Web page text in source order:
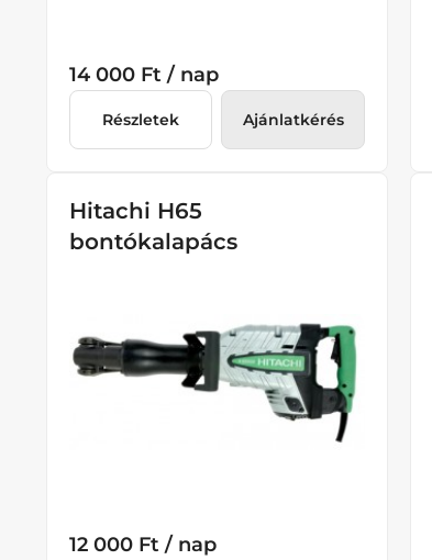
14 000 Ft / nap
Részletek Ajánlatkérés
Hitachi H65
bontókalapács
12 000 Ft / nap